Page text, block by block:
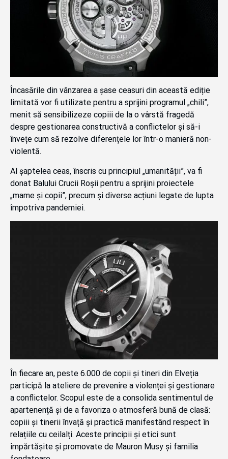
Încasările din vânzarea a șase ceasuri din această ediție
limitată vor fi utilizate pentru a sprijini programul „chili”,
menit să sensibilizeze copiii de la o vârstă fragedă
despre gestionarea constructivă a conflictelor și să-i
învețe cum să rezolve diferențele lor într-o manieră non-
violentă.
Al șaptelea ceas, înscris cu principiul „umanității”, va fi
donat Balului Crucii Roșii pentru a sprijini proiectele
„mame și copii”, precum și diverse acțiuni legate de lupta
împotriva pandemiei.
În fiecare an, peste 6.000 de copii și tineri din Elveția
participă la ateliere de prevenire a violenței și gestionare
a conflictelor. Scopul este de a consolida sentimentul de
apartenență și de a favoriza o atmosferă bună de clasă:
copiii și tinerii învață și practică manifestând respect în
relațiile cu ceilalți. Aceste principii și etici sunt
împărtășite și promovate de Mauron Musy și familia